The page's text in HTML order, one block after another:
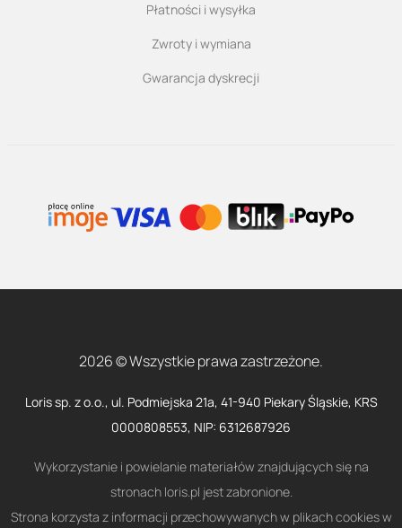
Płatności i wysyłka
Zwroty i wymiana
Gwarancja dyskrecji
2026 © Wszystkie prawa zastrzeżone.
Loris sp. z o.o., ul. Podmiejska 21a, 41-940 Piekary Śląskie, KRS
0000808553, NIP: 6312687926
Wykorzystanie i powielanie materiałów znajdujących się na
stronach loris.pl jest zabronione.
Strona korzysta z informacji przechowywanych w plikach cookies w